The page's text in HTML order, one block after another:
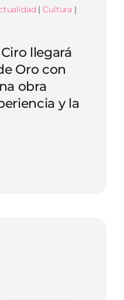
|Cultura |
llegará
Oro con
obra
y la